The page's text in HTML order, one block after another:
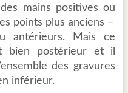
mains positives ou
points plus anciens –
antérieurs. Mais ce
bien postérieur et il
des gravures
inférieur.